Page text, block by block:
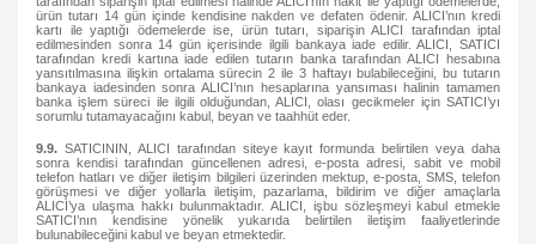
ürün tutarı 14 gün içinde kendisine nakden ve defaten ödenir. ALICI’nın kredi
kartı ile yaptığı ödemelerde ise, ürün tutarı, siparişin ALICI tarafından iptal
edilmesinden sonra 14 gün içerisinde ilgili bankaya iade edilir. ALICI, SATICI
tarafından kredi kartına iade edilen tutarın banka tarafından ALICI hesabına
yansıtılmasına ilişkin ortalama sürecin 2 ile 3 haftayı bulabileceğini, bu tutarın
bankaya iadesinden sonra ALICI’nın hesaplarına yansıması halinin tamamen
banka işlem süreci ile ilgili olduğundan, ALICI, olası gecikmeler için SATICI’yı
sorumlu tutamayacağını kabul, beyan ve taahhüt eder.
9.9. SATICININ, ALICI tarafından siteye kayıt formunda belirtilen veya daha
sonra kendisi tarafından güncellenen adresi, e-posta adresi, sabit ve mobil
telefon hatları ve diğer iletişim bilgileri üzerinden mektup, e-posta, SMS, telefon
görüşmesi ve diğer yollarla iletişim, pazarlama, bildirim ve diğer amaçlarla
ALICI’ya ulaşma hakkı bulunmaktadır. ALICI, işbu sözleşmeyi kabul etmekle
SATICI’nın kendisine yönelik yukarıda belirtilen iletişim faaliyetlerinde
bulunabileceğini kabul ve beyan etmektedir.